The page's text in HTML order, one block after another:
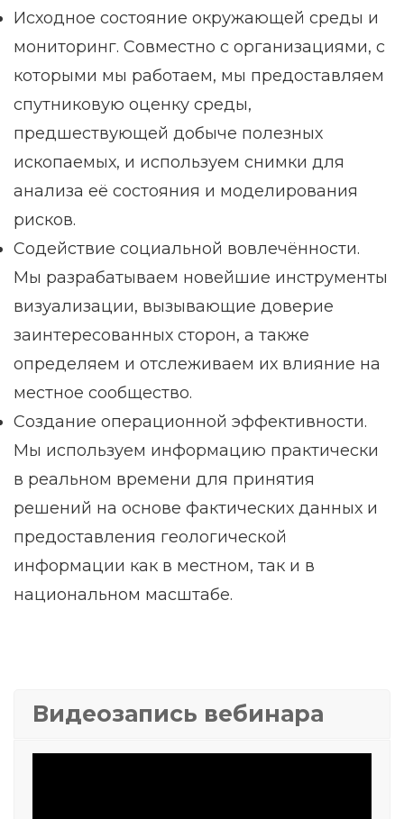
Исходное состояние окружающей среды и
мониторинг. Совместно с организациями, с
которыми мы работаем, мы предоставляем
спутниковую оценку среды,
предшествующей добыче полезных
ископаемых, и используем снимки для
анализа её состояния и моделирования
рисков.
Содействие социальной вовлечённости.
Мы разрабатываем новейшие инструменты
визуализации, вызывающие доверие
заинтересованных сторон, а также
определяем и отслеживаем их влияние на
местное сообщество.
Создание операционной эффективности.
Мы используем информацию практически
в реальном времени для принятия
решений на основе фактических данных и
предоставления геологической
информации как в местном, так и в
национальном масштабе.
Видеозапись вебинара